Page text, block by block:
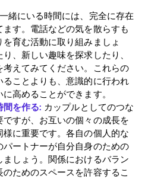
一緒にいる時間には、完全に存在
す。電話などの気を散らすも
育む活動に取り組みましょ
、新しい趣味を探求したり、
えてみてください。これらの
ことよりも、意識的に行われ
高めることができます。
間を作る: カップルとしてのつな
すが、お互いの個々の成長を
に重要です。各自の個人的な
ートナーが自分自身のための
しょう。関係におけるバラン
ためのスペースを許容するこ